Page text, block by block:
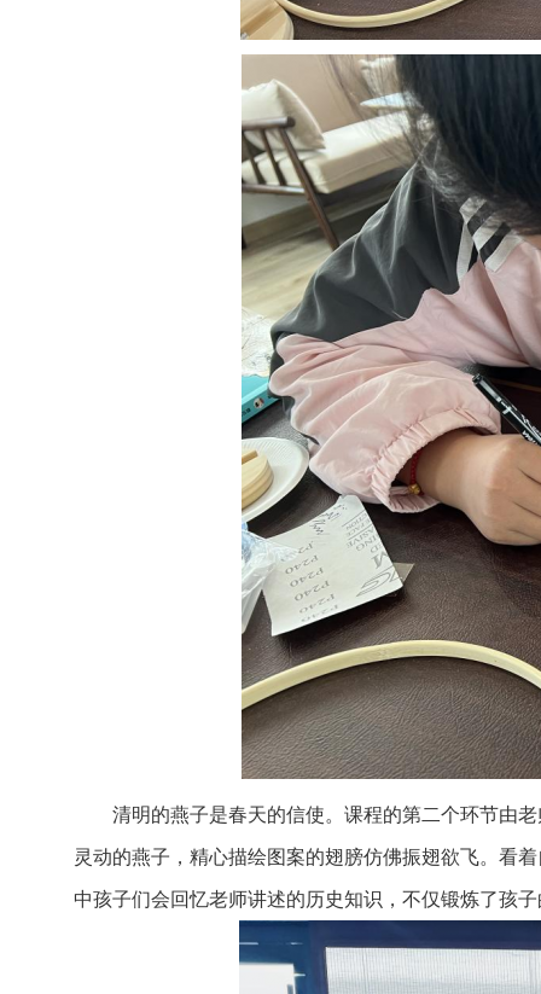
清明的燕子是春天的信使。课程的第二个环节由
灵动的燕子，精心描绘图案的翅膀仿佛振翅欲飞。看
中孩子们会回忆老师讲述的历史知识，不仅锻炼了孩